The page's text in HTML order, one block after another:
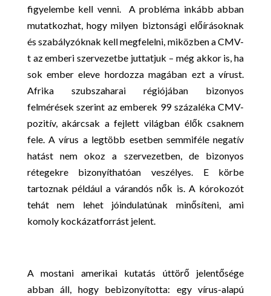
figyelembe kell venni. A probléma inkább abban
mutatkozhat, hogy milyen biztonsági előírásoknak
és szabályzóknak kell megfelelni, miközben a CMV-
t az emberi szervezetbe juttatjuk – még akkor is, ha
sok ember eleve hordozza magában ezt a vírust.
Afrika szubszaharai régiójában bizonyos
felmérések szerint az emberek 99 százaléka CMV-
pozitív, akárcsak a fejlett világban élők csaknem
fele. A vírus a legtöbb esetben semmiféle negatív
hatást nem okoz a szervezetben, de bizonyos
rétegekre bizonyíthatóan veszélyes. E körbe
tartoznak például a várandós nők is. A kórokozót
tehát nem lehet jóindulatúnak minősíteni, ami
komoly kockázatforrást jelent.
A mostani amerikai kutatás úttörő jelentősége
abban áll, hogy bebizonyította: egy vírus-alapú